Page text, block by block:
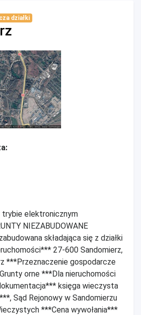
działki
trybie elektronicznym
NIEZABUDOWANE
składająca się z działki
27-600 Sandomierz,
***Przeznaczenie gospodarcze
orne ***Dla nieruchomości
księga wieczysta
Sąd Rejonowy w Sandomierzu
***Cena wywołania***